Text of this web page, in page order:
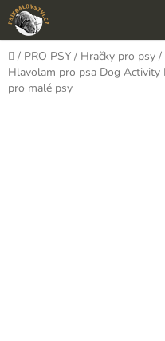
Přejít
na
obsah
Domů
/ PRO PSY / Hračky pro psy /
Hlavolam pro psa Dog
pro malé psy